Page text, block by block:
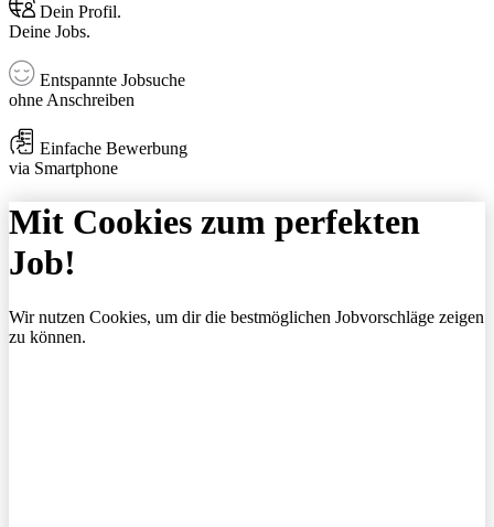
Dein Profil.
Deine Jobs.
Entspannte Jobsuche
ohne Anschreiben
Einfache Bewerbung
via Smartphone
Mit Cookies zum perfekten
Job!
Wir nutzen Cookies, um dir die bestmöglichen Jobvorschläge zeigen
zu können.